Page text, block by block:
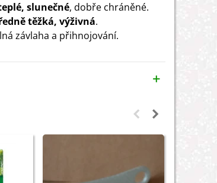
slunečné, dobře chráněné.
těžká, výživná.
závlaha a přihnojování.